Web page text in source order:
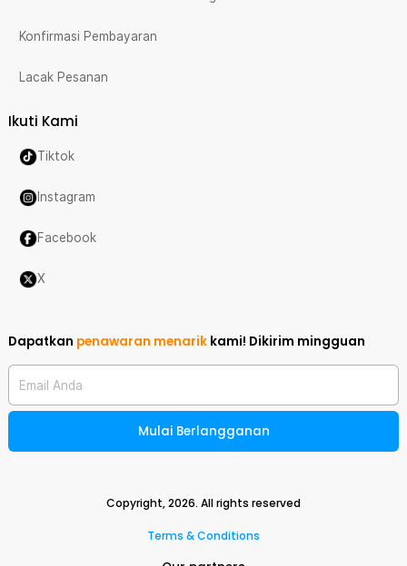
Konfirmasi Pembayaran
Lacak Pesanan
Ikuti Kami
Tiktok
Instagram
Facebook
X
Dapatkan penawaran menarik kami! Dikirim mingguan
Email Anda
Mulai Berlangganan
Copyright,2026. All rights reserved
Terms & Conditions